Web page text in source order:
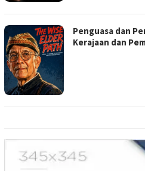
Penguasa dan
Kerajaan dan